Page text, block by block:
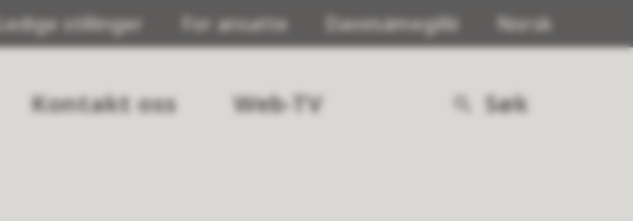
Ledige stillinger For ansatte Davvisámegillii Norsk
Kontakt oss Web-TV Søk